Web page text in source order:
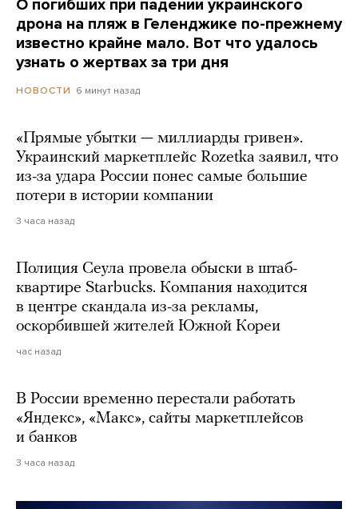
О погибших при падении украинского
дрона на пляж в Геленджике по-прежнему
известно крайне мало. Вот что удалось
узнать о жертвах за три дня
НОВОСТИ 6 минут назад
«Прямые убытки — миллиарды гривен».
Украинский маркетплейс Rozetka заявил, что
из-за удара России понес самые большие
потери в истории компании
3 часа назад
Полиция Сеула провела обыски в штаб-
квартире Starbucks. Компания находится
в центре скандала из-за рекламы,
оскорбившей жителей Южной Кореи
час назад
В России временно перестали работать
«Яндекс», «Макс», сайты маркетплейсов
и банков
3 часа назад